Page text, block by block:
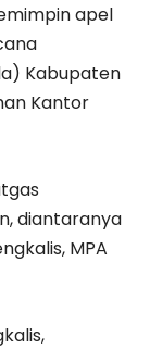
apel
Kabupaten
Kantor
diantaranya
MPA